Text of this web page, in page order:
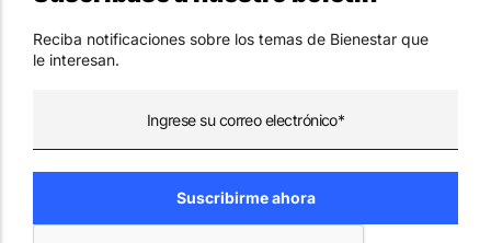
Reciba notificaciones sobre los temas de Bienestar que
le interesan.